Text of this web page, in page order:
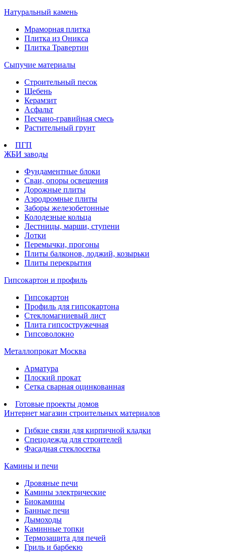
Натуральный камень
Мраморная плитка
Плитка из Оникса
Плитка Травертин
Сыпучие материалы
Строительный песок
Щебень
Керамзит
Асфальт
Песчано-гравийная смесь
Растительный грунт
ПГП
ЖБИ заводы
Фундаментные блоки
Сваи, опоры освещения
Дорожные плиты
Аэродромные плиты
Заборы железобетонные
Колодезные кольца
Лестницы, марши, ступени
Лотки
Перемычки, прогоны
Плиты балконов, лоджий, козырьки
Плиты перекрытия
Гипсокартон и профиль
Гипсокартон
Профиль для гипсокартона
Стекломагниевый лист
Плита гипсостружечная
Гипсоволокно
Металлопрокат Москва
Арматура
Плоский прокат
Сетка сварная оцинкованная
Готовые проекты домов
Интернет магазин строительных материалов
Гибкие связи для кирпичной кладки
Спецодежда для строителей
Фасадная стеклосетка
Камины и печи
Дровяные печи
Камины электрические
Биокамины
Банные печи
Дымоходы
Каминные топки
Термозащита для печей
Гриль и барбекю